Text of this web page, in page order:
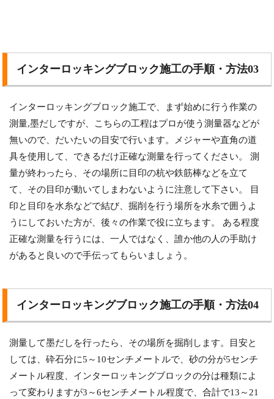
インターロッキングブロック施工の手順・方法03
インターロッキングブロック施工で、まず始めに行う作業の
測量,墨だしですが、こちらの工程はプロが使う測量器などが
無いので、だいたいの目安で行います。メジャーや直角の道
具を使用して、できるだけ正確な測量を行ってください。 測
量が終わったら、その場所に目印の杭や鉄筋棒などを立て
て、その目印が動いてしまわないように注意して下さい。 目
印と目印を水糸などで結び、掘削を行う場所を水糸で囲うよ
うにしておいた方が、後々の作業で役に立ちます。 ある程度
正確な測量を行うには、一人ではなく、誰か他の人の手助け
があると良いので手伝ってもらいましょう。
インターロッキングブロック施工の手順・方法04
測量して墨だしを行ったら、その場所を掘削します。目安と
しては、砕石分に5～10センチメートルで、砂の分が5センチ
メートル程度、インターロッキングブロックの分は種類によ
って変わりますが3～6センチメートル程度で、合計で13～21